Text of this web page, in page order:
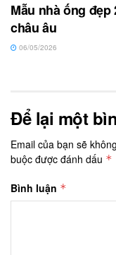
Mẫu nhà ống
châu âu
06/05/2026
Để lại một
Email của bạn sẽ
buộc được đánh dấu *
Bình luận *